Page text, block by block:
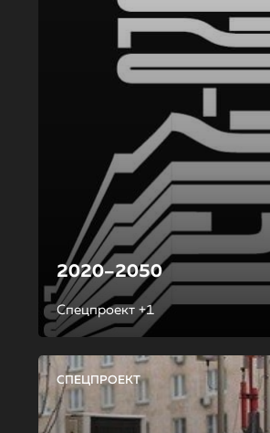
2020–2050
Спецпроект +1
СПЕЦПРОЕКТ